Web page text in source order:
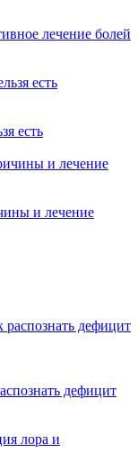
лечение болей
есть
и лечение
дефицит